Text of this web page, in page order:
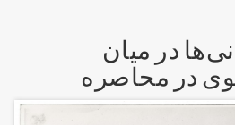
در میان
در محاصره